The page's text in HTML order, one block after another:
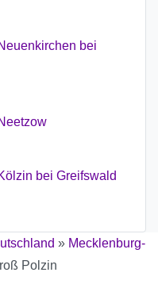
bei
bei Greifswald
» Mecklenburg-
Polzin